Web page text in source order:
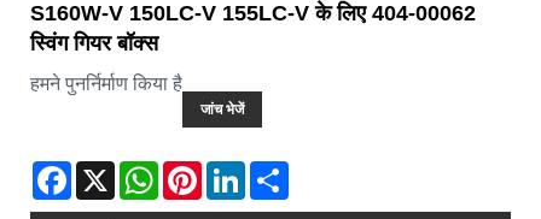
S160W-V 150LC-V 155LC-V के लिए 404-00062
स्विंग गियर बॉक्स
हमने पुनर्निर्माण किया है
जांच भेजें
Facebook
X WhatsAppPinterestLinkedIn